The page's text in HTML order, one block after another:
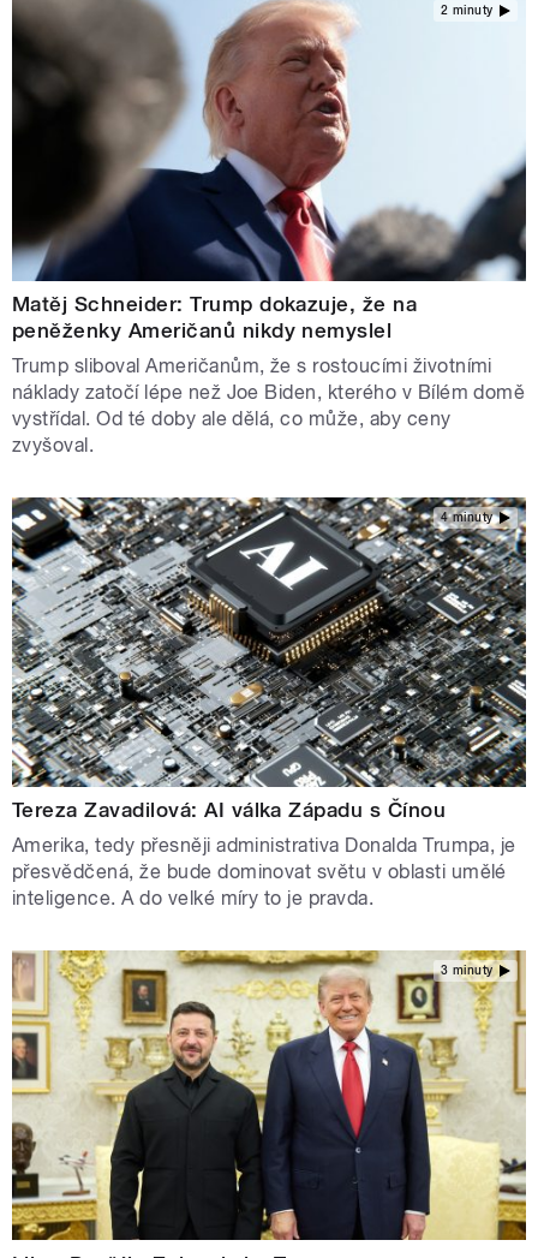
2 minuty
Matěj Schneider: Trump dokazuje, že na
peněženky Američanů nikdy nemyslel
Trump sliboval Američanům, že s rostoucími životními
náklady zatočí lépe než Joe Biden, kterého v Bílém domě
vystřídal. Od té doby ale dělá, co může, aby ceny
zvyšoval.
4 minuty
Tereza Zavadilová: AI válka Západu s Čínou
Amerika, tedy přesněji administrativa Donalda Trumpa, je
přesvědčená, že bude dominovat světu v oblasti umělé
inteligence. A do velké míry to je pravda.
3 minuty